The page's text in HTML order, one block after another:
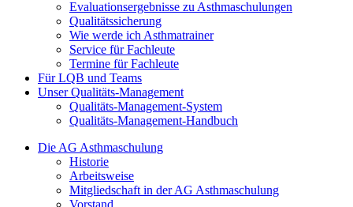
Evaluationsergebnisse zu Asthmaschulungen
Qualitätssicherung
Wie werde ich Asthmatrainer
Service für Fachleute
Termine für Fachleute
Für LQB und Teams
Unser Qualitäts-Management
Qualitäts-Management-System
Qualitäts-Management-Handbuch
Die AG Asthmaschulung
Historie
Arbeitsweise
Mitgliedschaft in der AG Asthmaschulung